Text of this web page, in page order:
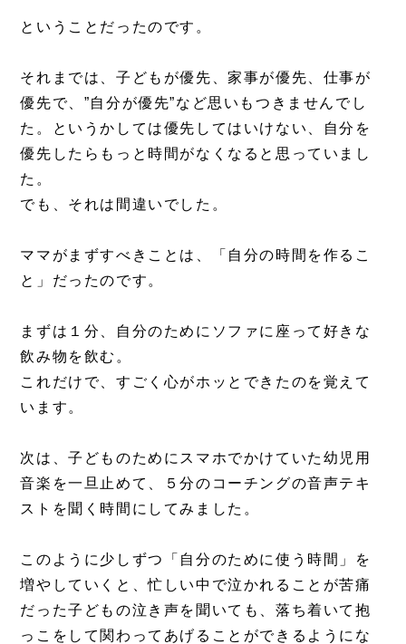
ということだったのです。
それまでは、子どもが優先、家事が優先、仕事が
優先で、”自分が優先”など思いもつきませんでし
た。というかしては優先してはいけない、自分を
優先したらもっと時間がなくなると思っていまし
た。
でも、それは間違いでした。
ママがまずすべきことは、「自分の時間を作るこ
と」だったのです。
まずは１分、自分のためにソファに座って好きな
飲み物を飲む。
これだけで、すごく心がホッとできたのを覚えて
います。
次は、子どものためにスマホでかけていた幼児用
音楽を一旦止めて、５分のコーチングの音声テキ
ストを聞く時間にしてみました。
このように少しずつ「自分のために使う時間」を
増やしていくと、忙しい中で泣かれることが苦痛
だった子どもの泣き声を聞いても、落ち着いて抱
っこをして関わってあげることができるようにな